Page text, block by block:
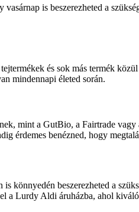
is beszerezheted a
és sok más termék
mindennapi életed során.
mint a GutBio, a Fairtrade
érdemes benézned, hogy
könnyedén beszerezheted a
a Lurdy Aldi áruházba, ahol